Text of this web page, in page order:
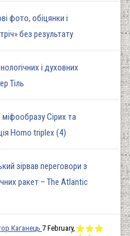
фото, обіцянки і
без результату
і духовних
Тіль
Сірих та
Homo triplex (4)
зірвав переговори з
ракет – The Atlantic
Каганець 7 February,